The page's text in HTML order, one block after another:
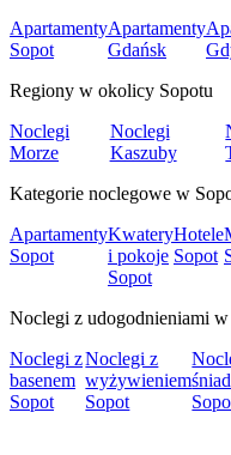
Apartamenty
Sopot
Apartamenty
Gdańsk
Regiony w okolicy Sopotu
Noclegi
Morze
Noclegi
Kaszuby
Kategorie noclegowe w
Apartamenty
Sopot
Kwatery
i pokoje
Sopot
Hotele
Sopot
Noclegi z udogodnieniami
Noclegi z
basenem
Sopot
Noclegi z
wyżywieniem
Sopot